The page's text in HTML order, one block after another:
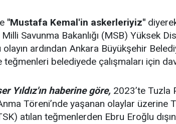
"Mustafa Kemal'in askerleriyiz"
Savunma Bakanlığı (MSB) Yüksek
ardından Ankara Büyükşehir
teğmenleri belediyede çalışmaları için
Yıldız'ın haberine göre, 2023’te Tuzla
Töreni’nde yaşanan olaylar üzerine
atılan teğmenlerden Ebru Eroğlu